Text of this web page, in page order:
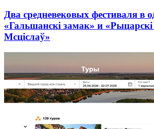
Два средневековых фестиваля в
«Гальшанскі замак» и «Рыцарскі
Мсціслаў»